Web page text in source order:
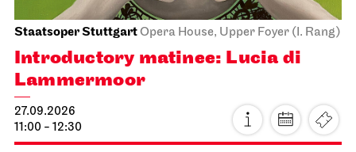
Staatsoper StuttgartOpera House, Upper Foyer (I. Rang)
Introductory matinee: Lucia di
Lammermoor
27.09.2026
11:00 - 12:30